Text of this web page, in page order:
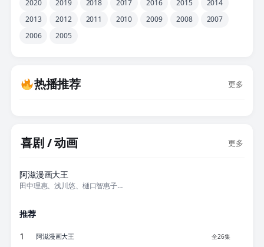
2020
2019 2018 2017 2016 2015
2014
2013
2012 2011 2010 2009 2008
2007
2006
2005
热播推荐 更多
喜剧 / 动画 更多
阿滋漫画大王
田中理惠、浅川悠、樋口智惠子、平松晶子、久川绫
推荐
1 阿滋漫画大王 全26集